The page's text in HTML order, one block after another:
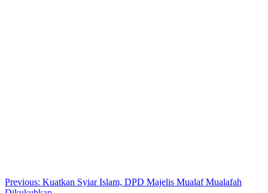
Post
Previous: Kuatkan Syiar Islam, DPD Majelis Mualaf Mualafah